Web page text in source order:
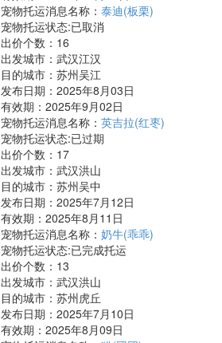
宠物托运消息名称： 泰迪(板栗)
宠物托运状态:已取消
出价个数： 16
出发城市：武汉江汉
目的城市：苏州吴江
发布日期：2025年8月03日
有效期：2025年9月02日
宠物托运消息名称： 英吉拉(红枣)
宠物托运状态:已过期
出价个数： 17
出发城市：武汉洪山
目的城市：苏州吴中
发布日期：2025年7月12日
有效期：2025年8月11日
宠物托运消息名称： 奶牛(乖乖)
宠物托运状态:已完成托运
出价个数： 13
出发城市：武汉洪山
目的城市：苏州虎丘
发布日期：2025年7月10日
有效期：2025年8月09日